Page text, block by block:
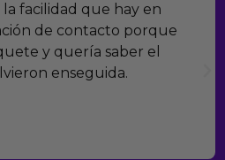
Erotiks a través
es que nos han
productos y han
con el seguimiento del pedido.